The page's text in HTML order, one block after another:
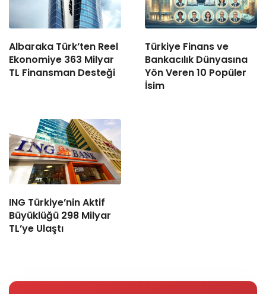
Albaraka Türk’ten Reel
Ekonomiye 363 Milyar
TL Finansman Desteği
Türkiye Finans ve
Bankacılık Dünyasına
Yön Veren 10 Popüler
İsim
ING Türkiye’nin Aktif
Büyüklüğü 298 Milyar
TL’ye Ulaştı